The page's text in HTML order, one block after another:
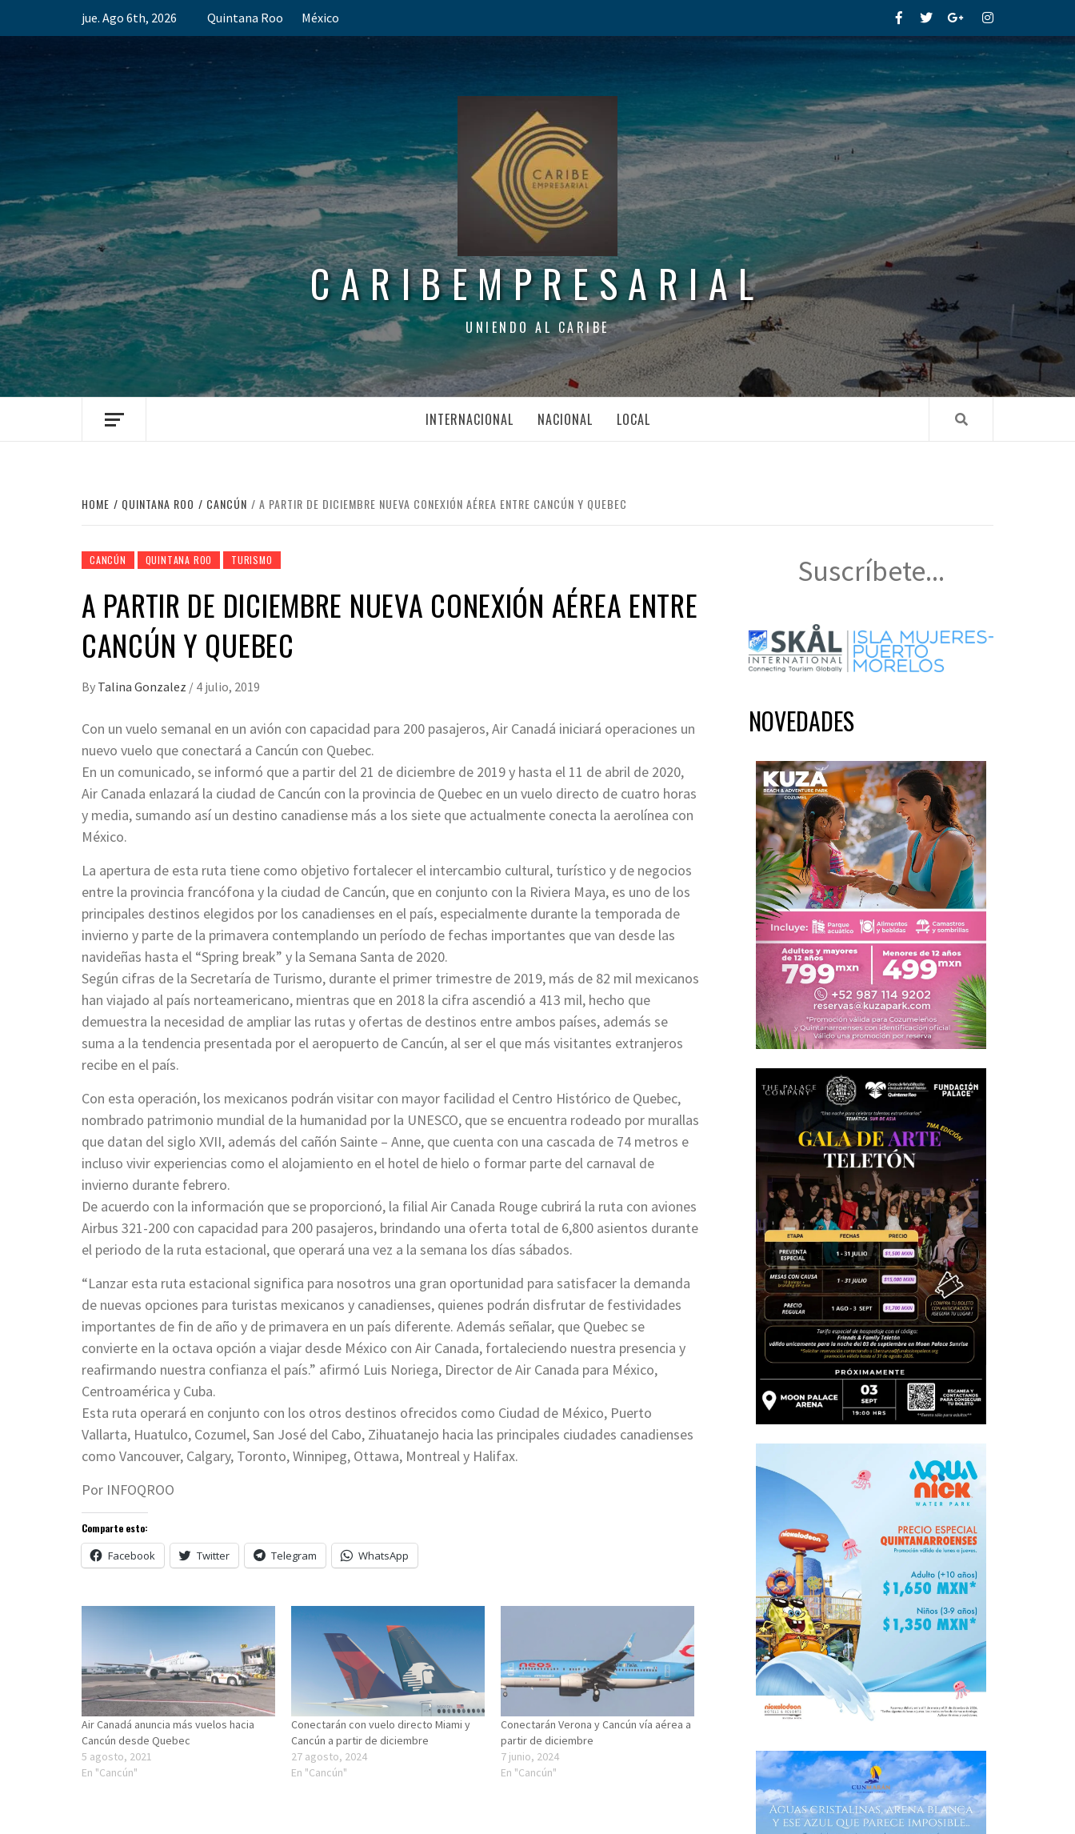
jue. Ago 6th, 2026 Quintana Roo México FacebookTwitterGoogle+Instagram
CARIBEMPRESARIAL
UNIENDO AL CARIBE
INTERNACIONAL NACIONAL LOCAL
HOME QUINTANA ROO CANCÚN A PARTIR DE DICIEMBRE NUEVA CONEXIÓN AÉREA ENTRE CANCÚN Y QUEBEC
CANCÚN QUINTANA ROO TURISMO
A PARTIR DE DICIEMBRE NUEVA CONEXIÓN AÉREA ENTRE
CANCÚN Y QUEBEC
By Talina Gonzalez / 4 julio, 2019
Con un vuelo semanal en un avión con capacidad para 200 pasajeros, Air Canadá iniciará operaciones un
nuevo vuelo que conectará a Cancún con Quebec.
En un comunicado, se informó que a partir del 21 de diciembre de 2019 y hasta el 11 de abril de 2020,
Air Canada enlazará la ciudad de Cancún con la provincia de Quebec en un vuelo directo de cuatro horas
y media, sumando así un destino canadiense más a los siete que actualmente conecta la aerolínea con
México.
La apertura de esta ruta tiene como objetivo fortalecer el intercambio cultural, turístico y de negocios
entre la provincia francófona y la ciudad de Cancún, que en conjunto con la Riviera Maya, es uno de los
principales destinos elegidos por los canadienses en el país, especialmente durante la temporada de
invierno y parte de la primavera contemplando un período de fechas importantes que van desde las
navideñas hasta el “Spring break” y la Semana Santa de 2020.
Según cifras de la Secretaría de Turismo, durante el primer trimestre de 2019, más de 82 mil mexicanos
han viajado al país norteamericano, mientras que en 2018 la cifra ascendió a 413 mil, hecho que
demuestra la necesidad de ampliar las rutas y ofertas de destinos entre ambos países, además se
suma a la tendencia presentada por el aeropuerto de Cancún, al ser el que más visitantes extranjeros
recibe en el país.
Con esta operación, los mexicanos podrán visitar con mayor facilidad el Centro Histórico de Quebec,
nombrado patrimonio mundial de la humanidad por la UNESCO, que se encuentra rodeado por murallas
que datan del siglo XVII, además del cañón Sainte – Anne, que cuenta con una cascada de 74 metros e
incluso vivir experiencias como el alojamiento en el hotel de hielo o formar parte del carnaval de
invierno durante febrero.
De acuerdo con la información que se proporcionó, la filial Air Canada Rouge cubrirá la ruta con aviones
Airbus 321-200 con capacidad para 200 pasajeros, brindando una oferta total de 6,800 asientos durante
el periodo de la ruta estacional, que operará una vez a la semana los días sábados.
“Lanzar esta ruta estacional significa para nosotros una gran oportunidad para satisfacer la demanda
de nuevas opciones para turistas mexicanos y canadienses, quienes podrán disfrutar de festividades
importantes de fin de año y de primavera en un país diferente. Además señalar, que Quebec se
convierte en la octava opción a viajar desde México con Air Canada, fortaleciendo nuestra presencia y
reafirmando nuestra confianza el país.” afirmó Luis Noriega, Director de Air Canada para México,
Centroamérica y Cuba.
Esta ruta operará en conjunto con los otros destinos ofrecidos como Ciudad de México, Puerto
Vallarta, Huatulco, Cozumel, San José del Cabo, Zihuatanejo hacia las principales ciudades canadienses
como Vancouver, Calgary, Toronto, Winnipeg, Ottawa, Montreal y Halifax.
Por INFOQROO
Comparte esto:
Facebook Twitter Telegram WhatsApp
Air Canadá anuncia más vuelos hacia
Cancún desde Quebec
5 agosto, 2021
En "Cancún"
Conectarán con vuelo directo Miami y
Cancún a partir de diciembre
27 agosto, 2024
En "Cancún"
Conectarán Verona y Cancún vía aérea a
partir de diciembre
7 junio, 2024
En "Cancún"
Suscríbete...
NOVEDADES